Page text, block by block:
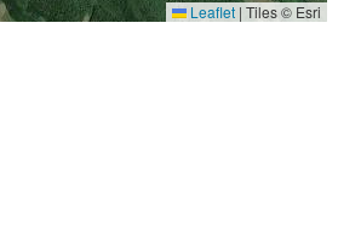
Leaflet | Tiles © Esri